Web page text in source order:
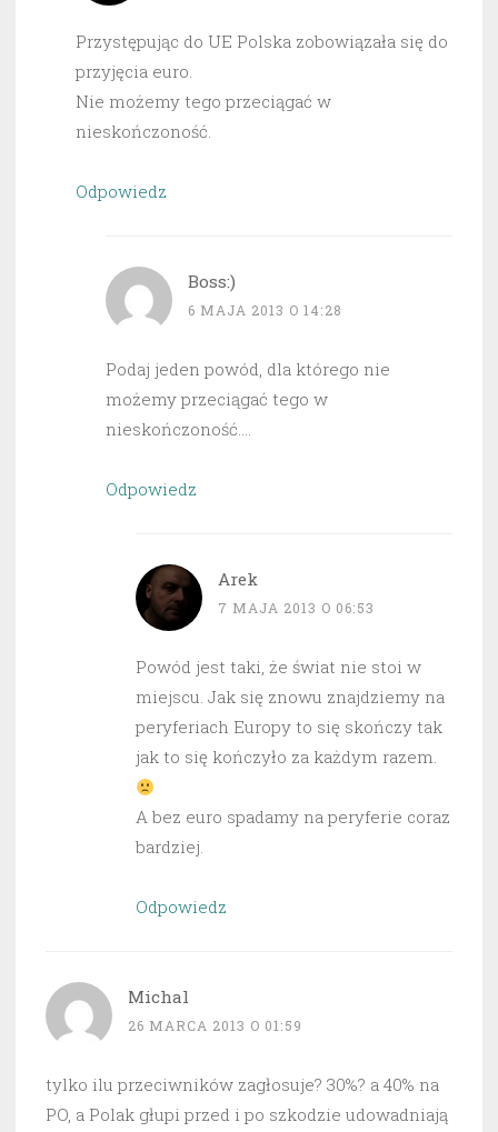
Przystępując do UE Polska zobowiązała się do
przyjęcia euro.
Nie możemy tego przeciągać w
nieskończoność.
Odpowiedz
Boss:)
6 MAJA 2013 O 14:28
Podaj jeden powód, dla którego nie
możemy przeciągać tego w
nieskończoność….
Odpowiedz
Arek
7 MAJA 2013 O 06:53
Powód jest taki, że świat nie stoi w
miejscu. Jak się znowu znajdziemy na
peryferiach Europy to się skończy tak
jak to się kończyło za każdym razem.
A bez euro spadamy na peryferie coraz
bardziej.
Odpowiedz
Michal
26 MARCA 2013 O 01:59
tylko ilu przeciwników zagłosuje? 30%? a 40% na
PO, a Polak głupi przed i po szkodzie udowadniają